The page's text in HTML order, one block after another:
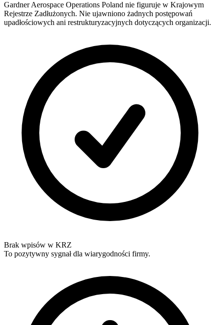
Gardner Aerospace Operations Poland nie figuruje w Krajowym
Rejestrze Zadłużonych. Nie ujawniono żadnych postępowań
upadłościowych ani restrukturyzacyjnych dotyczących organizacji.
Brak wpisów w KRZ
To pozytywny sygnał dla wiarygodności firmy.